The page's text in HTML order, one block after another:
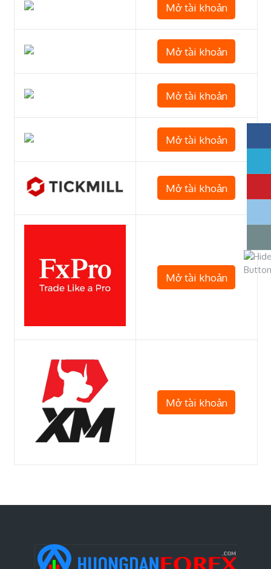
Mở tài khoản
Mở tài khoản
Mở tài khoản
Mở tài khoản
Mở tài khoản
Mở tài khoản
Mở tài khoản